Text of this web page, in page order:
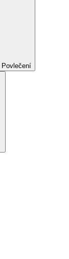
Povlečení